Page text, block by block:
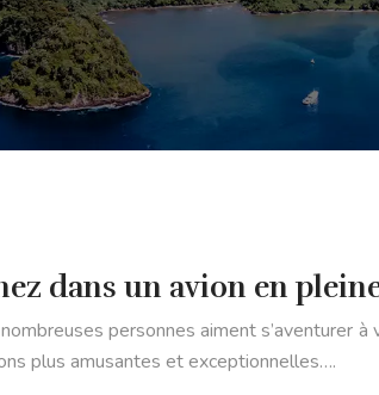
dans un avion en
personnes aiment
plus amusantes et exceptionnelles….